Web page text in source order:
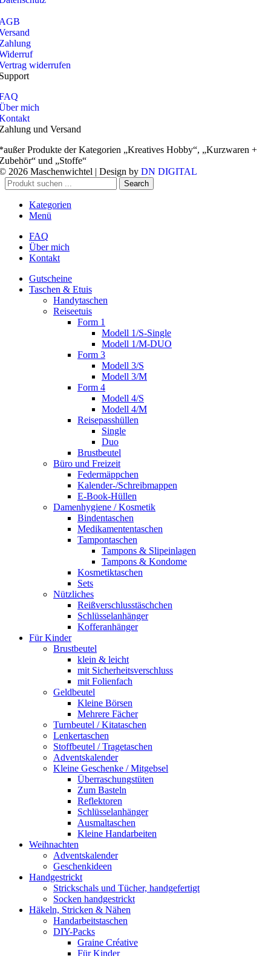
widerrufen
mich
und Versand
Produkte der Kategorien „Kreatives Hobby“, „Kurzwaren +
und „Stoffe“
2026 Maschenwichtel | Design by DN DIGITAL
Search
Kategorien
Menü
FAQ
Über mich
Kontakt
Gutscheine
Taschen & Etuis
Handytaschen
Reiseetuis
Form 1
Modell 1/S-Single
Modell 1/M-DUO
Form 3
Modell 3/S
Modell 3/M
Form 4
Modell 4/S
Modell 4/M
Reisepasshüllen
Single
Duo
Brustbeutel
Büro und Freizeit
Federmäppchen
Kalender-/Schreibmappen
E-Book-Hüllen
Damenhygiene / Kosmetik
Bindentaschen
Medikamententaschen
Tampontaschen
Tampons & Slipeinlagen
Tampons & Kondome
Kosmetiktaschen
Sets
Nützliches
Reißverschlusstäschchen
Schlüsselanhänger
Kofferanhänger
Für Kinder
Brustbeutel
klein & leicht
mit Sicherheitsverschluss
mit Folienfach
Geldbeutel
Kleine Börsen
Mehrere Fächer
Turnbeutel / Kitataschen
Lenkertaschen
Stoffbeutel / Tragetaschen
Adventskalender
Kleine Geschenke / Mitgebsel
Überraschungstüten
Zum Basteln
Reflektoren
Schlüsselanhänger
Ausmaltaschen
Kleine Handarbeiten
Weihnachten
Adventskalender
Geschenkideen
Handgestrickt
Strickschals und Tücher, handgefertigt
Socken handgestrickt
Häkeln, Stricken & Nähen
Handarbeitstaschen
DIY-Packs
Graine Créative
Für Kinder